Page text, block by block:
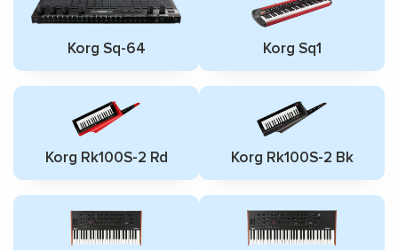
Korg Sq-64 Korg Sq1
Korg Rk100S-2 Rd Korg Rk100S-2 Bk